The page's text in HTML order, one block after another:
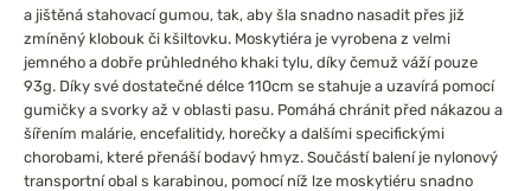
a jištěná stahovací gumou, tak, aby šla snadno nasadit přes již
zmíněný klobouk či kšiltovku. Moskytiéra je vyrobena z velmi
jemného a dobře průhledného khaki tylu, díky čemuž váží pouze
93g. Díky své dostatečné délce 110cm se stahuje a uzavírá pomocí
gumičky a svorky až v oblasti pasu. Pomáhá chránit před nákazou a
šířením malárie, encefalitidy, horečky a dalšími specifickými
chorobami, které přenáší bodavý hmyz. Součástí balení je nylonový
transportní obal s karabinou, pomocí níž lze moskytiéru snadno